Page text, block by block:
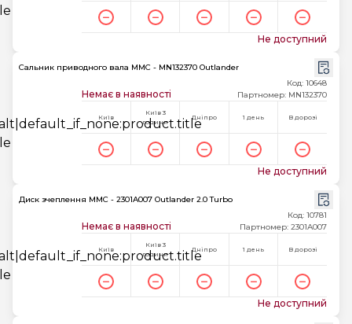
Не доступний
Сальник приводного вала MMC - MN132370 Outlander
Немає в наявності
Код: 10648
Партномер: MN132370
Київ
Київ 3
години
Дніпро 1 день В дорозі
Не доступний
Диск зчеплення MMC - 2301A007 Outlander 2.0 Turbo
Немає в наявності
Код: 10781
Партномер: 2301A007
Київ
Київ 3
години
Дніпро 1 день В дорозі
Не доступний